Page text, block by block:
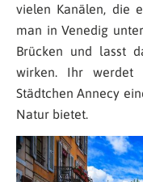
vielen Kanälen, die
man in Venedig
Brücken und lasst
wirken. Ihr werdet
Städtchen Annecy
Natur bietet.